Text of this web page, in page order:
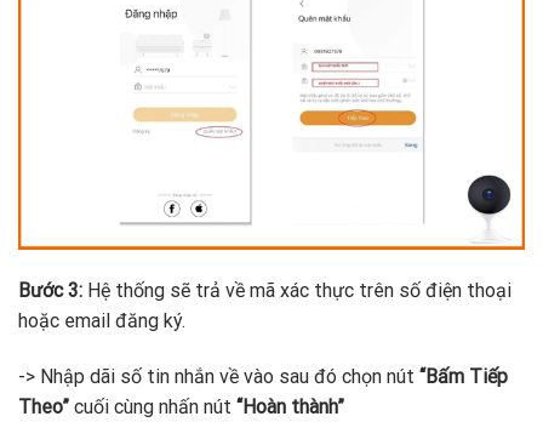
Bước 3: Hệ thống sẽ trả về mã xác thực trên số điện thoại
hoặc email đăng ký.
-> Nhập dãi số tin nhắn về vào sau đó chọn nút “Bấm Tiếp
Theo” cuối cùng nhấn nút “Hoàn thành”